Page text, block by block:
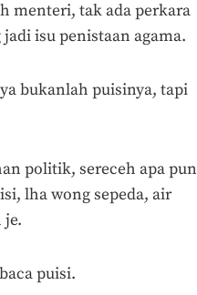
menteri, tak ada perkara
isu penistaan agama.
bukanlah puisinya, tapi
politik, sereceh apa pun
lha wong sepeda, air
je.
puisi.